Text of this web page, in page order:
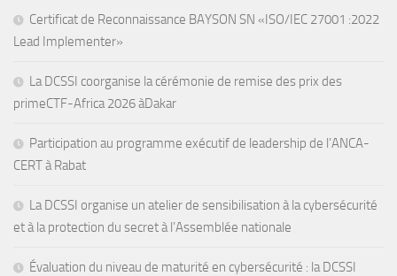
Certificat de Reconnaissance BAYSON SN «ISO/IEC 27001 :2022
Lead Implementer»
La DCSSI coorganise la cérémonie de remise des prix des
primeCTF-Africa 2026 àDakar
Participation au programme exécutif de leadership de l’ANCA-
CERT à Rabat
La DCSSI organise un atelier de sensibilisation à la cybersécurité
et à la protection du secret à l’Assemblée nationale
Évaluation du niveau de maturité en cybersécurité : la DCSSI